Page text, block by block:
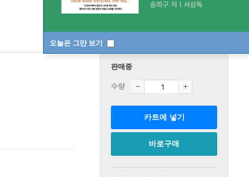
오늘은 그만 보기
판매중
수량
카트에 넣기
바로구매